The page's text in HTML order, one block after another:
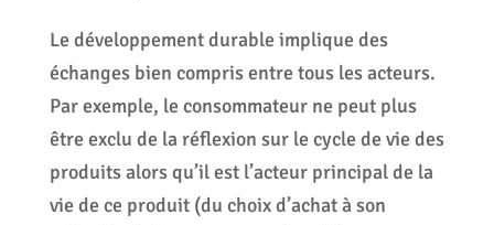
Le développement durable implique des
échanges bien compris entre tous les acteurs.
Par exemple, le consommateur ne peut plus
être exclu de la réflexion sur le cycle de vie des
produits alors qu’il est l’acteur principal de la
vie de ce produit (du choix d’achat à son